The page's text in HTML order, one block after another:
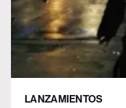
LANZAMIENTOS